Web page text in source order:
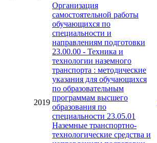
2019
Организация
самостоятельной работы
обучающихся по
специальности и
направлениям подготовки
23.00.00 - Техника и
технологии наземного
транспорта : методические
указания для обучающихся
по образовательным
программам высшего
образования по
специальности 23.05.01
Наземные транспортно-
технологические средства и